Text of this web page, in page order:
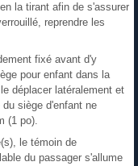
la tirant afin de s'assurer
reprendre les
fixé avant d'y
pour enfant dans la
déplacer latéralement et
siège d'enfant ne
(1 po).
le témoin de
du passager s'allume